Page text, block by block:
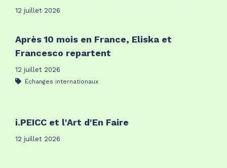
12 juillet 2026
Après 10 mois en France, Eliska et
Francesco repartent
12 juillet 2026
Échanges internationaux
i.PEICC et l'Art d'En Faire
12 juillet 2026